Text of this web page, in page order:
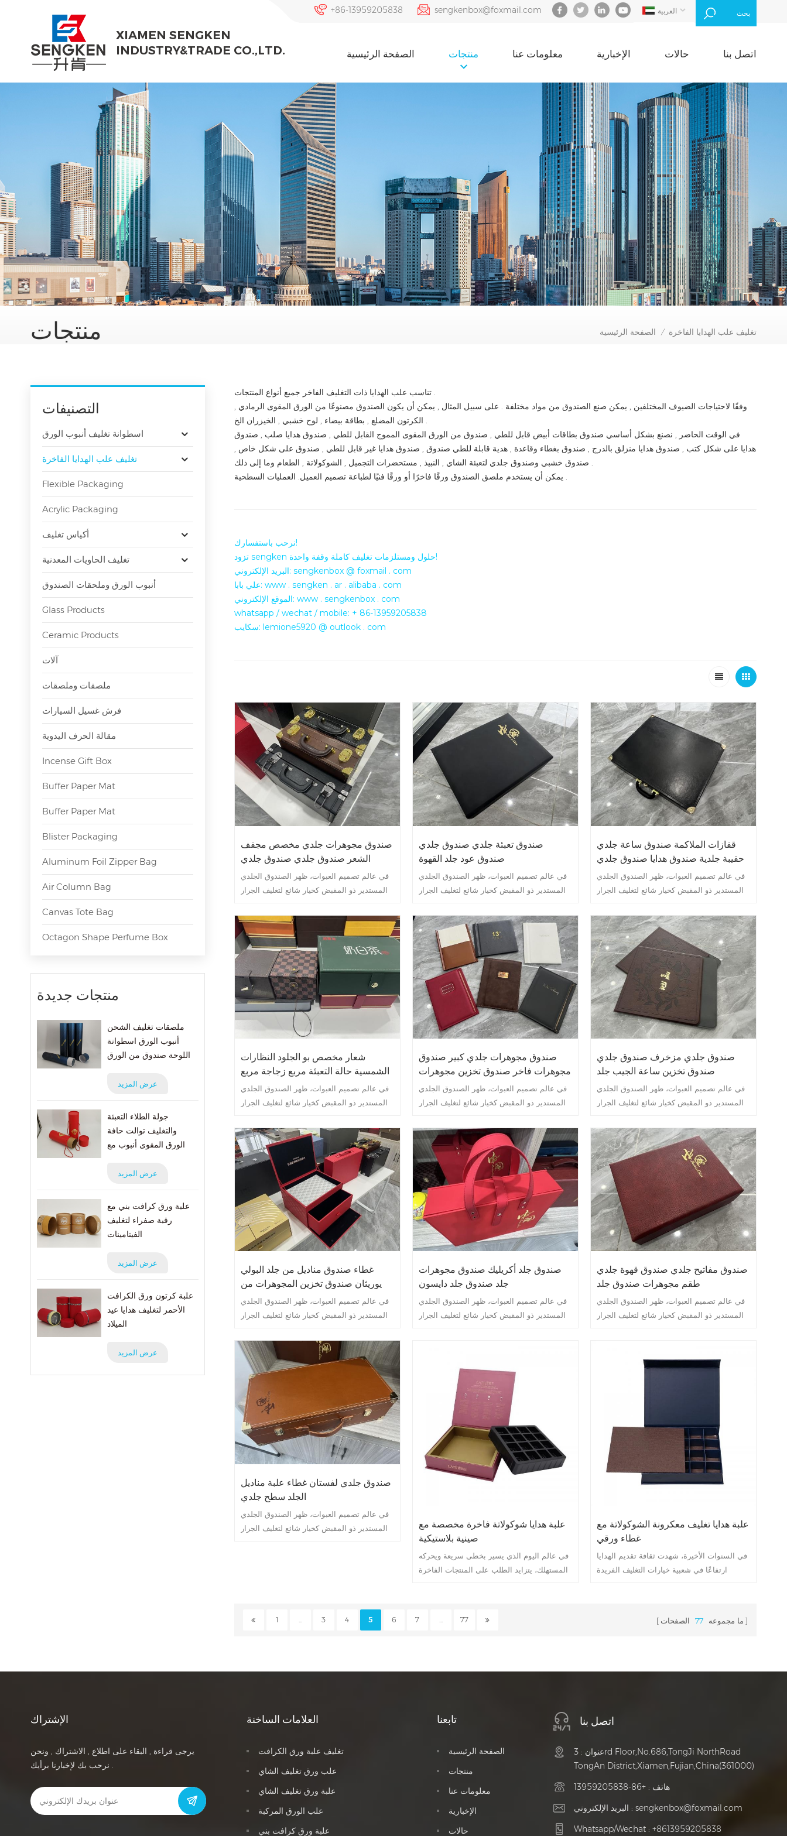
بحث العربية +86-13959205838 sengkenbox@foxmail.com
XIAMEN SENGKEN
INDUSTRY&TRADE CO.,LTD.
الصفحة الرئيسية منتجات معلومات عنا الإخبارية حالات اتصل بنا
منتجات الصفحة الرئيسية / تغليف علب الهدايا الفاخرة
التصنيفات
اسطوانة تغليف أنبوب الورق
تغليف علب الهدايا الفاخرة
Flexible Packaging
Acrylic Packaging
أكياس تغليف
تغليف الحاويات المعدنية
أنبوب الورق وملحقات الصندوق
Glass Products
Ceramic Products
آلات
ملصقات وملصقات
فرش غسيل السيارات
مقالة الحرف اليدوية
Incense Gift Box
Buffer Paper Mat
Buffer Paper Mat
Blister Packaging
Aluminum Foil Zipper Bag
Air Column Bag
Canvas Tote Bag
Octagon Shape Perfume Box
منتجات جديدة
ملصقات تغليف الشحن
أنبوب الورق اسطوانة
اللوحة صندوق من الورق
عرض المزيد
جولة الطلاء التعبئة
والتغليف توالت حافة
الورق المقوى أنبوب مع
عرض المزيد
علبة ورق كرافت بني مع
رقبة صفراء لتغليف
الفيتامينات
عرض المزيد
علبة كرتون ورق الكرافت
الأحمر لتغليف هدايا عيد
الميلاد
عرض المزيد
تناسب علب الهدايا ذات التغليف الفاخر جميع أنواع المنتجات .
وفقًا لاحتياجات الضيوف المختلفين , يمكن صنع الصندوق من مواد مختلفة . على سبيل المثال , يمكن أن يكون الصندوق مصنوعًا من الورق المقوى الرمادي ,
الكرتون المضلع , بطاقة بيضاء , لوح خشبي , الخيزران الخ .
في الوقت الحاضر , نصنع بشكل أساسي صندوق بطاقات أبيض قابل للطي , صندوق من الورق المقوى المموج القابل للطي , صندوق هدايا صلب , صندوق
هدايا على شكل كتب , صندوق هدايا منزلق بالدرج , صندوق بغطاء وقاعدة , هدية قابلة للطي صندوق , صندوق هدايا غير قابل للطي , صندوق على شكل خاص ,
صندوق خشبي وصندوق جلدي لتعبئة الشاي , النبيذ , مستحضرات التجميل , الشوكولاتة , الطعام وما إلى ذلك .
يمكن أن يستخدم ملصق الصندوق ورقًا فاخرًا أو ورقًا فنيًا لطباعة تصميم العميل. العمليات السطحية .
نرحب باستفسارك!
تزود sengken حلول ومستلزمات تغليف كاملة وقفة واحدة!
البريد الإلكتروني: sengkenbox @ foxmail . com
علي بابا: www . sengken . ar . alibaba . com
الموقع الإلكتروني: www . sengkenbox . com
whatsapp / wechat / mobile: + 86-13959205838
سكايب: lemione5920 @ outlook . com
صندوق مجوهرات جلدي مخصص مجفف
الشعر صندوق جلدي صندوق جلدي
في عالم تصميم العبوات، ظهر الصندوق الجلدي
المستدير ذو المقبض كخيار شائع لتغليف الجرار
الحماية للجرار الخزفية الرقيقة فحسب، بل
يضيف أيضًا لمسة من الفخامة والرقي إلى
العرض العام للمنتج.
صندوق تعبئة جلدي صندوق جلدي
صندوق عود جلد القهوة
في عالم تصميم العبوات، ظهر الصندوق الجلدي
المستدير ذو المقبض كخيار شائع لتغليف الجرار
الحماية للجرار الخزفية الرقيقة فحسب، بل
يضيف أيضًا لمسة من الفخامة والرقي إلى
العرض العام للمنتج.
قفازات الملاكمة صندوق ساعة جلدي
حقيبة جلدية صندوق هدايا صندوق جلدي
في عالم تصميم العبوات، ظهر الصندوق الجلدي
المستدير ذو المقبض كخيار شائع لتغليف الجرار
الحماية للجرار الخزفية الرقيقة فحسب، بل
يضيف أيضًا لمسة من الفخامة والرقي إلى
العرض العام للمنتج.
شعار مخصص بو الجلود النظارات
الشمسية حالة التعبئة مربع زجاجة مربع
في عالم تصميم العبوات، ظهر الصندوق الجلدي
المستدير ذو المقبض كخيار شائع لتغليف الجرار
الحماية للجرار الخزفية الرقيقة فحسب، بل
يضيف أيضًا لمسة من الفخامة والرقي إلى
العرض العام للمنتج.
صندوق مجوهرات جلدي كبير صندوق
مجوهرات فاخر صندوق تخزين مجوهرات
جلدي
في عالم تصميم العبوات، ظهر الصندوق الجلدي
المستدير ذو المقبض كخيار شائع لتغليف الجرار
الحماية للجرار الخزفية الرقيقة فحسب، بل
يضيف أيضًا لمسة من الفخامة والرقي إلى
العرض العام للمنتج.
صندوق جلدي مزخرف صندوق جلدي
صندوق تخزين ساعة الجيب جلد
في عالم تصميم العبوات، ظهر الصندوق الجلدي
المستدير ذو المقبض كخيار شائع لتغليف الجرار
الحماية للجرار الخزفية الرقيقة فحسب، بل
يضيف أيضًا لمسة من الفخامة والرقي إلى
غطاء صندوق مناديل من جلد البولي
يوريثان صندوق تخزين المجوهرات من
جلد البولي يوريثان
في عالم تصميم العبوات، ظهر الصندوق الجلدي
المستدير ذو المقبض كخيار شائع لتغليف الجرار
الحماية للجرار الخزفية الرقيقة فحسب، بل
يضيف أيضًا لمسة من الفخامة والرقي إلى
صندوق جلد أكريليك صندوق مجوهرات
جلد صندوق جلد دايسون
في عالم تصميم العبوات، ظهر الصندوق الجلدي
المستدير ذو المقبض كخيار شائع لتغليف الجرار
العرض العام للمنتج.
صندوق مفاتيح جلدي صندوق قهوة جلدي
طقم مجوهرات صندوق جلد
في عالم تصميم العبوات، ظهر الصندوق الجلدي
المستدير ذو المقبض كخيار شائع لتغليف الجرار
يضيف أيضًا لمسة من الفخامة والرقي إلى
العرض العام للمنتج.
صندوق جلدي لفستان غطاء علبة مناديل
الجلد سطح جلدي
في عالم تصميم العبوات، ظهر الصندوق الجلدي
المستدير ذو المقبض كخيار شائع لتغليف الجرار
علبة هدايا شوكولاتة فاخرة مخصصة مع
صينية بلاستيكية
في عالم اليوم الذي يسير بخطى سريعة ويحركه
المستهلك، يتزايد الطلب على المنتجات الفاخرة
علبة هدايا تغليف معكرونة الشوكولاتة مع
غطاء ورقي
في السنوات الأخيرة، شهدت ثقافة تقديم الهدايا
ارتفاعًا في شعبية خيارات التغليف الفريدة
الرائع هذا بين السحر اللذيذ للشوكولاتة
1 ... 3 4 5 6 7 ... 77 ما مجموعه 77 الصفحات
الإشتراك
يرجى قراءة , البقاء على اطلاع , الاشتراك , ونحن
نرحب بك لإخبارنا برأيك .
اتصل بنا
عنوان : 3rd Floor,No.686,TongJi NorthRoad
TongAn District,Xiamen,Fujian,China(361000)
هاتف :+86-13959205838
البريد الإلكتروني : sengkenbox@foxmail.com
Whatsapp/Wechat : +8613959205838
العلامات الساخنة
تغليف علبة ورق الكرافت
علب ورق تغليف الشاي
علبة ورق تغليف الشاي
علب الورق المركبة
علبة ورق كرافت بني
تابعنا
الصفحة الرئيسية
منتجات
معلومات عنا
الإخبارية
حالات